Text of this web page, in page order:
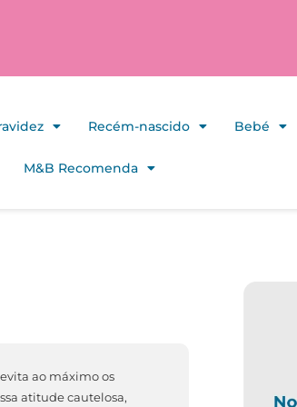
Recém-nascido Bebé
M&B Recomenda
ao máximo os
atitude cautelosa,